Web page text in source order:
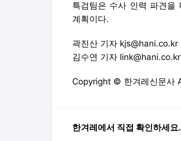
특검팀은 수사 인력 파견을
계획이다.
곽진산 기자
김수연 기자 link@hani.co.kr
Copyright © 한겨레신문사
한겨레에서 직접 확인하세요.